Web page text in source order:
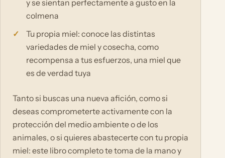
y se sientan perfectamente a gusto en la
colmena
Tu propia miel: conoce las distintas
variedades de miel y cosecha, como
recompensa a tus esfuerzos, una miel que
es de verdad tuya
Tanto si buscas una nueva afición, como si
deseas comprometerte activamente con la
protección del medio ambiente o de los
animales, o si quieres abastecerte con tu propia
miel: este libro completo te toma de la mano y